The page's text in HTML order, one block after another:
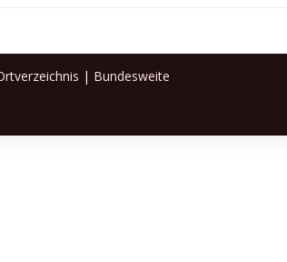
| Bundesweite